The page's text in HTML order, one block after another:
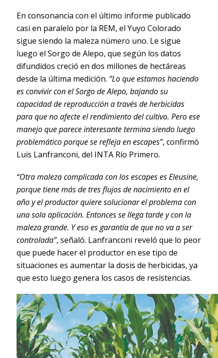
En consonancia con el último informe publicado
casi en paralelo por la REM, el Yuyo Colorado
sigue siendo la maleza número uno. Le sigue
luego el Sorgo de Alepo, que según los datos
difundidos creció en dos millones de hectáreas
desde la última medición. “Lo que estamos haciendo
es convivir con el Sorgo de Alepo, bajando su
capacidad de reproducción a través de herbicidas
para que no afecte el rendimiento del cultivo. Pero ese
manejo que parece interesante termina siendo luego
problemático porque se refleja en escapes”, confirmó
Luis Lanfranconi, del INTA Río Primero.
“Otra maleza complicada con los escapes es Eleusine,
porque tiene más de tres flujos de nacimiento en el
año y el productor quiere solucionar el problema con
una sola aplicación. Entonces se llega tarde y con la
maleza grande. Y eso es garantía de que no va a ser
controlada”, señaló. Lanfranconi reveló que lo peor
que puede hacer el productor en ese tipo de
situaciones es aumentar la dosis de herbicidas, ya
que esto luego genera los casos de resistencias.